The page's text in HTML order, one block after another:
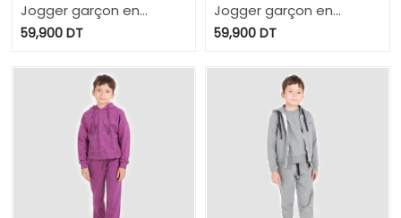
Jogger garçon en
molleton
59,900DT
Jogger garçon en
molleton
59,900 DT